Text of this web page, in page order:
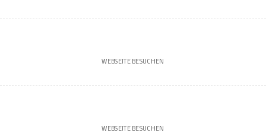
WEBSEITE BESUCHEN
WEBSEITE BESUCHEN